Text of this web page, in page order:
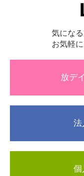
気にな
お気軽
放デ
法
個